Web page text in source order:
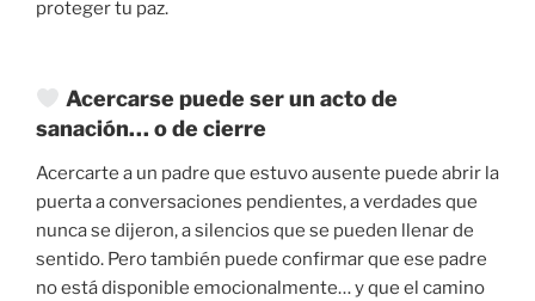
proteger tu paz.
Acercarse puede ser un acto de
sanación… o de cierre
Acercarte a un padre que estuvo ausente puede abrir la
puerta a conversaciones pendientes, a verdades que
nunca se dijeron, a silencios que se pueden llenar de
sentido. Pero también puede confirmar que ese padre
no está disponible emocionalmente… y que el camino